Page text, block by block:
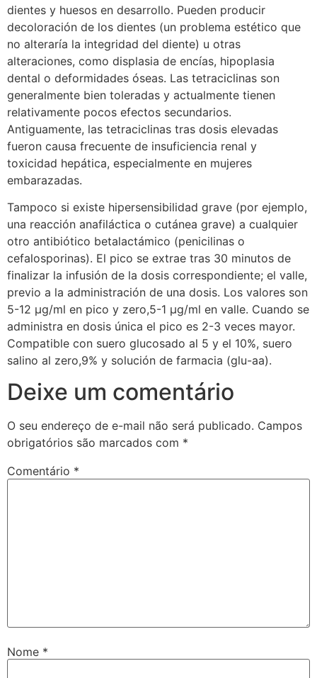
dientes y huesos en desarrollo. Pueden producir
decoloración de los dientes (un problema estético que
no alteraría la integridad del diente) u otras
alteraciones, como displasia de encías, hipoplasia
dental o deformidades óseas. Las tetraciclinas son
generalmente bien toleradas y actualmente tienen
relativamente pocos efectos secundarios.
Antiguamente, las tetraciclinas tras dosis elevadas
fueron causa frecuente de insuficiencia renal y
toxicidad hepática, especialmente en mujeres
embarazadas.
Tampoco si existe hipersensibilidad grave (por ejemplo,
una reacción anafiláctica o cutánea grave) a cualquier
otro antibiótico betalactámico (penicilinas o
cefalosporinas). El pico se extrae tras 30 minutos de
finalizar la infusión de la dosis correspondiente; el valle,
previo a la administración de una dosis. Los valores son
5-12 µg/ml en pico y zero,5-1 µg/ml en valle. Cuando se
administra en dosis única el pico es 2-3 veces mayor.
Compatible con suero glucosado al 5 y el 10%, suero
salino al zero,9% y solución de farmacia (glu-aa).
Deixe um comentário
O seu endereço de e-mail não será publicado. Campos
obrigatórios são marcados com *
Comentário *
Nome *